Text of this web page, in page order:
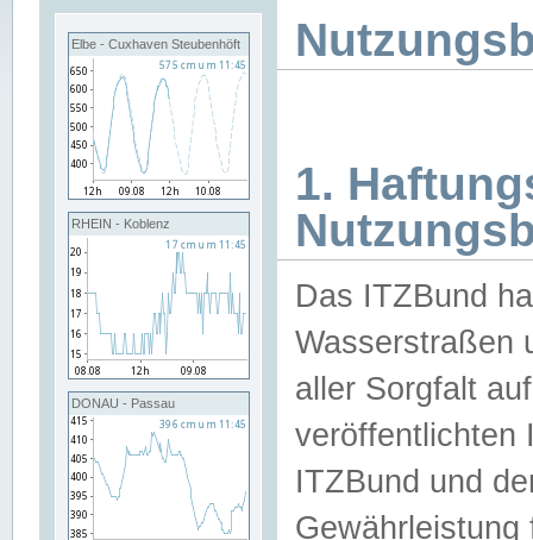
Elbe - Cuxhaven Steubenhöft
RHEIN - Koblenz
DONAU - Passau
1.
Das ITZBund
Wasserstraßen
aller Sorgfalt
veröffentlichten
ITZBund und